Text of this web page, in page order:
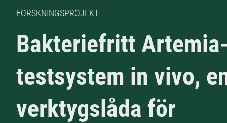
FORSKNINGSPROJEKT
Bakteriefritt
testsystem in vivo,
verktygslåda för